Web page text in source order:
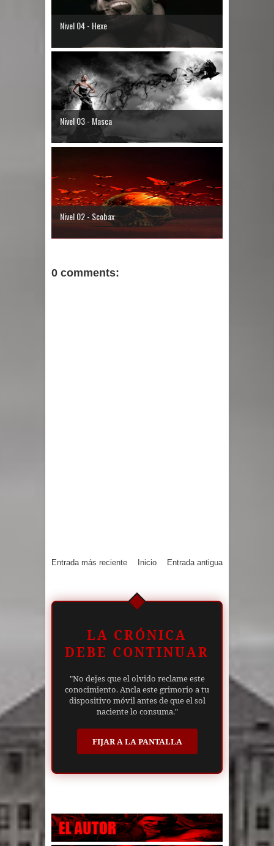
Nivel 04 - Hexe
Nivel 03 - Masca
Nivel 02 - Scobax
0 comments:
Entrada más reciente Entrada antigua
Inicio
LA CRÓNICA
DEBE CONTINUAR
"No dejes que el olvido reclame este
conocimiento. Ancla este grimorio a tu
dispositivo móvil antes de que el sol
naciente lo consuma."
FIJAR A LA PANTALLA